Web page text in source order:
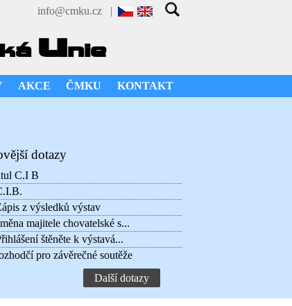
info@cmku.cz |
unie
AKCE ČMKU KONTAKT
dotazy
C.I B
z výsledků výstav
majitele chovatelské s...
štěněte k výstavá...
pro závěrečné soutěže
Další dotazy